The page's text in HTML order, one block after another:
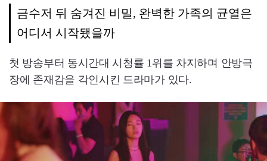
금수저 뒤 숨겨진 비밀, 완벽한 가족의 균열은
어디서 시작됐을까
첫 방송부터 동시간대 시청률 1위를 차지하며 안방극
장에 존재감을 각인시킨 드라마가 있다.